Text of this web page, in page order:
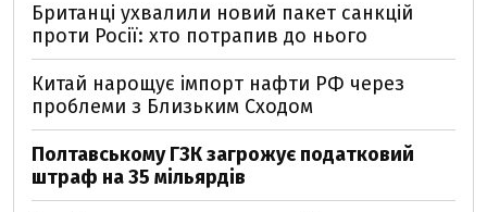
Британці ухвалили новий пакет санкцій
проти Росії: хто потрапив до нього
Китай нарощує імпорт нафти РФ через
проблеми з Близьким Сходом
Полтавському ГЗК загрожує податковий
штраф на 35 мільярдів